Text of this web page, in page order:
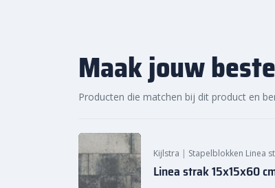
Maak jouw
Producten die matchen bij dit product en
Kijlstra | Stapelblokken Linea
Linea strak 15x15x60